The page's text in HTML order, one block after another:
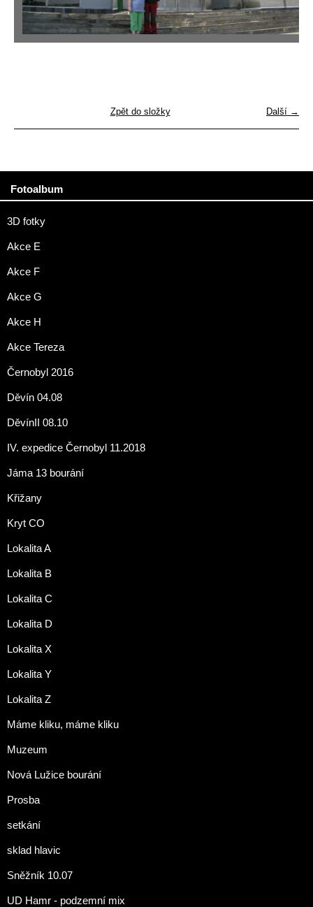
Další →
Zpět do složky
Fotoalbum
3D fotky
Akce E
Akce F
Akce G
Akce H
Akce Tereza
Černobyl 2016
Děvín 04.08
DěvínII 08.10
IV. expedice Černobyl 11.2018
Jáma 13 bourání
Křižany
Kryt CO
Lokalita A
Lokalita B
Lokalita C
Lokalita D
Lokalita X
Lokalita Y
Lokalita Z
Máme kliku, máme kliku
Muzeum
Nová Lužice bourání
Prosba
setkání
sklad hlavic
Sněžník 10.07
UD Hamr - podzemní mix